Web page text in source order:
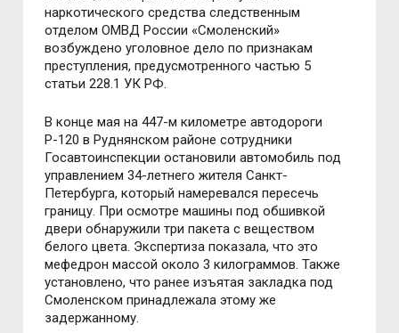
наркотического средства следственным
отделом ОМВД России «Смоленский»
возбуждено уголовное дело по признакам
преступления, предусмотренного частью 5
статьи 228.1 УК РФ.
В конце мая на 447-м километре автодороги
Р-120 в Руднянском районе сотрудники
Госавтоинспекции остановили автомобиль под
управлением 34-летнего жителя Санкт-
Петербурга, который намеревался пересечь
границу. При осмотре машины под обшивкой
двери обнаружили три пакета с веществом
белого цвета. Экспертиза показала, что это
мефедрон массой около 3 килограммов. Также
установлено, что ранее изъятая закладка под
Смоленском принадлежала этому же
задержанному.